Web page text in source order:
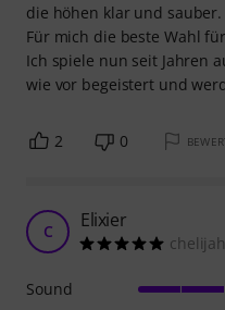
die höhen klar und sauber.
Für mich die beste Wahl
Ich spiele nun seit Jahren
wie vor begeistert und
2 0
C Elixier
Sound